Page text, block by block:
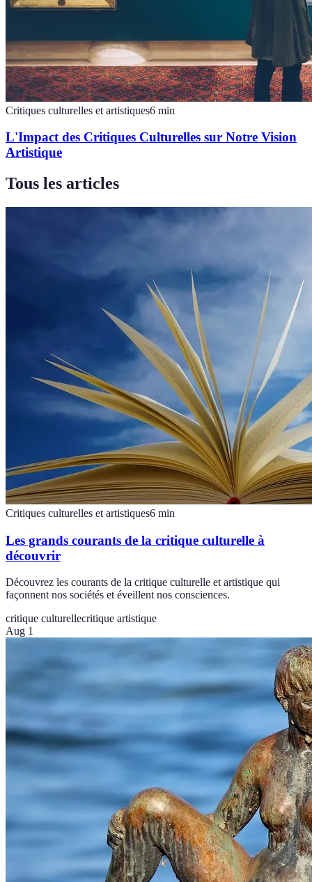
Critiques culturelles et artistiques6 min
L'Impact des Critiques Culturelles sur Notre Vision
Artistique
Tous les articles
Critiques culturelles et artistiques6 min
Les grands courants de la critique culturelle à
découvrir
Découvrez les courants de la critique culturelle et artistique qui
façonnent nos sociétés et éveillent nos consciences.
critique culturellecritique artistique
Aug 1